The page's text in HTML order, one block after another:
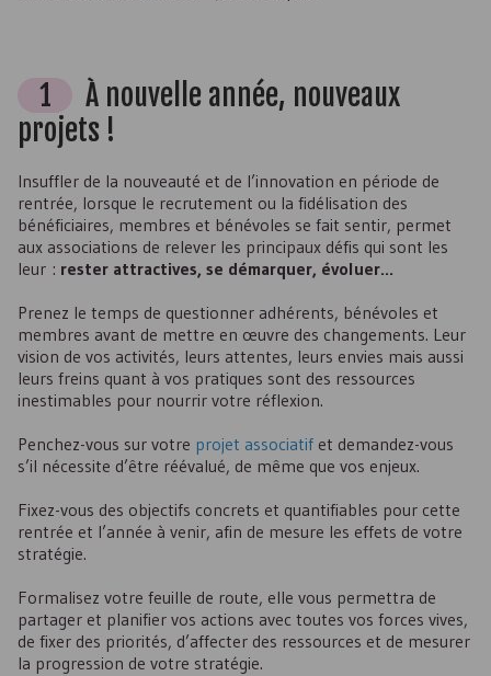
1
À nouvelle année, nouveaux
projets !
Insuffler de la nouveauté et de l’innovation en période de
rentrée, lorsque le recrutement ou la fidélisation des
bénéficiaires, membres et bénévoles se fait sentir, permet
aux associations de relever les principaux défis qui sont les
leur : rester attractives, se démarquer, évoluer...
Prenez le temps de questionner adhérents, bénévoles et
membres avant de mettre en œuvre des changements. Leur
vision de vos activités, leurs attentes, leurs envies mais aussi
leurs freins quant à vos pratiques sont des ressources
inestimables pour nourrir votre réflexion.
Penchez-vous sur votre projet associatif et demandez-vous
s’il nécessite d’être réévalué, de même que vos enjeux.
Fixez-vous des objectifs concrets et quantifiables pour cette
rentrée et l’année à venir, afin de mesure les effets de votre
stratégie.
Formalisez votre feuille de route, elle vous permettra de
partager et planifier vos actions avec toutes vos forces vives,
de fixer des priorités, d’affecter des ressources et de mesurer
la progression de votre stratégie.